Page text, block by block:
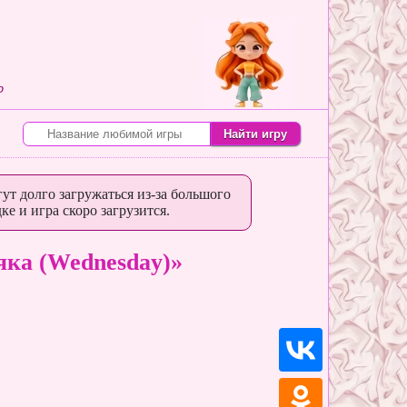
долго загружаться из-за большого
и игра скоро загрузится.
(Wednesday)»